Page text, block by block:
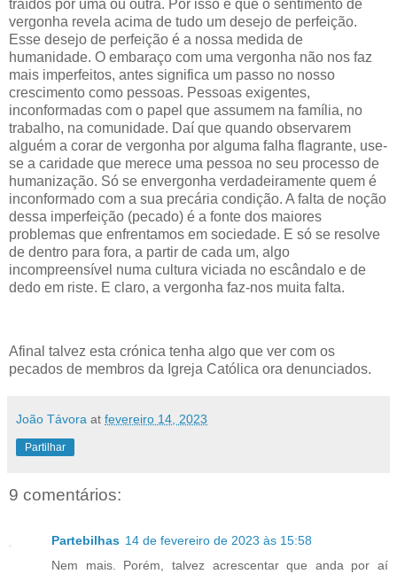
traídos por uma ou outra. Por isso é que o sentimento de
vergonha revela acima de tudo um desejo de perfeição.
Esse desejo de perfeição é a nossa medida de
humanidade. O embaraço com uma vergonha não nos faz
mais imperfeitos, antes significa um passo no nosso
crescimento como pessoas. Pessoas exigentes,
inconformadas com o papel que assumem na família, no
trabalho, na comunidade. Daí que quando observarem
alguém a corar de vergonha por alguma falha flagrante, use-
se a caridade que merece uma pessoa no seu processo de
humanização. Só se envergonha verdadeiramente quem é
inconformado com a sua precária condição. A falta de noção
dessa imperfeição (pecado) é a fonte dos maiores
problemas que enfrentamos em sociedade. E só se resolve
de dentro para fora, a partir de cada um, algo
incompreensível numa cultura viciada no escândalo e de
dedo em riste. E claro, a vergonha faz-nos muita falta.
Afinal talvez esta crónica tenha algo que ver com os
pecados de membros da Igreja Católica ora denunciados.
João Távora at fevereiro 14, 2023
Partilhar
9 comentários:
Partebilhas 14 de fevereiro de 2023 às 15:58
Nem mais. Porém, talvez acrescentar que anda por aí